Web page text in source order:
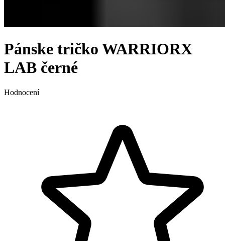
Pánske tričko WARRIORX
LAB černé
Hodnocení